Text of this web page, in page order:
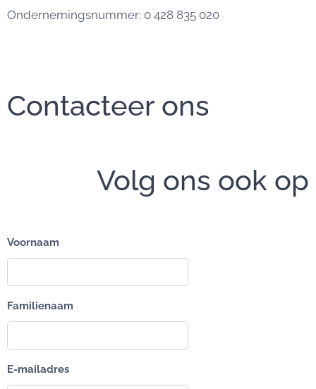
Ondernemingsnummer: 0 428 835 020
Contacteer ons
Volg ons ook op
Voornaam
Familienaam
E-mailadres